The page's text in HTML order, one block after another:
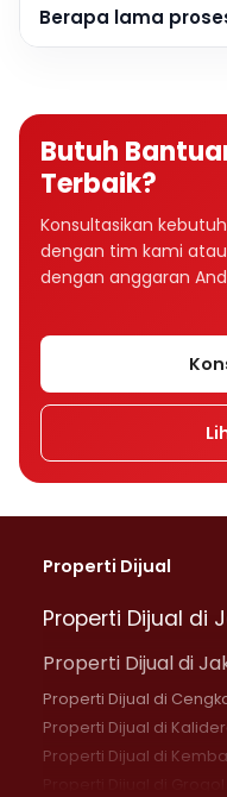
Berapa lama
Butuh
Terbaik?
Konsultasikan
dengan tim kami
dengan anggaran
Properti Dijual
Properti Dijual di
Properti Dijual di
Properti Dijual di
Properti Dijual di
Properti Dijual di